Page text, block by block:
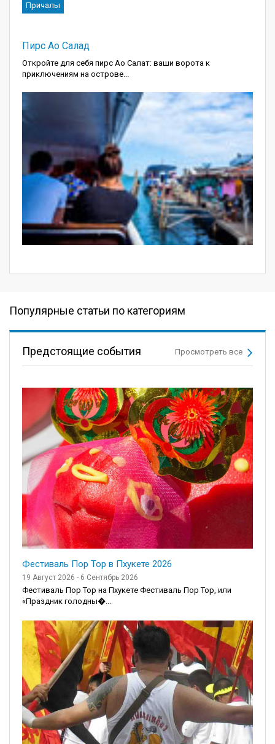
Причалы
Пирс Ао Салад
Откройте для себя пирс Ао Салат: ваши ворота к
приключениям на острове...
Популярные статьи по категориям
Предстоящие события Просмотреть все
Фестиваль Пор Тор в Пхукете 2026
19 Август 2026 - 6 Сентябрь 2026
Фестиваль Пор Тор на Пхукете Фестиваль Пор Тор, или
«Праздник голодны�...